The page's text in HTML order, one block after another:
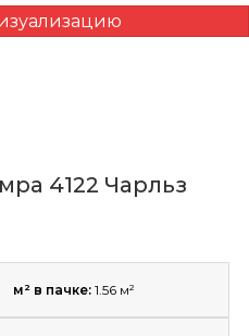
4122 Чарльз
м² в пачке: 1.56 м²